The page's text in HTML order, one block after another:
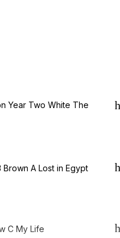
Year Two White The
A Lost in Egypt
C My Life